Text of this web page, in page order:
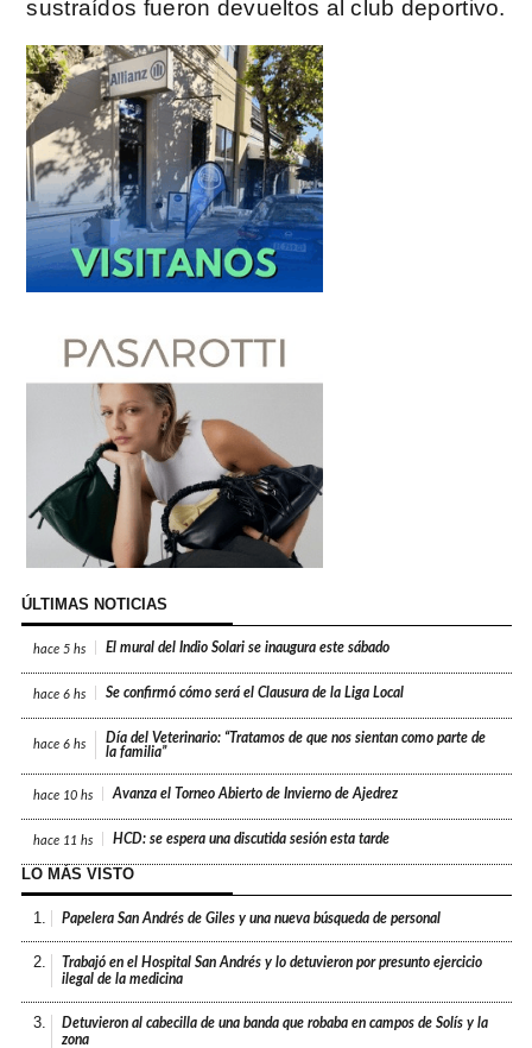
sustraídos fueron devueltos al club deportivo.
ÚLTIMAS NOTICIAS
hace 5 hs El mural del Indio Solari se inaugura este sábado
hace 6 hs Se confirmó cómo será el Clausura de la Liga Local
hace 6 hs
Día del Veterinario: “Tratamos de que nos sientan como parte de
la familia”
hace 10 hs Avanza el Torneo Abierto de Invierno de Ajedrez
hace 11 hs HCD: se espera una discutida sesión esta tarde
LO MÁS VISTO
1. Papelera San Andrés de Giles y una nueva búsqueda de personal
2.
Trabajó en el Hospital San Andrés y lo detuvieron por presunto ejercicio
ilegal de la medicina
3.
Detuvieron al cabecilla de una banda que robaba en campos de Solís y la
zona